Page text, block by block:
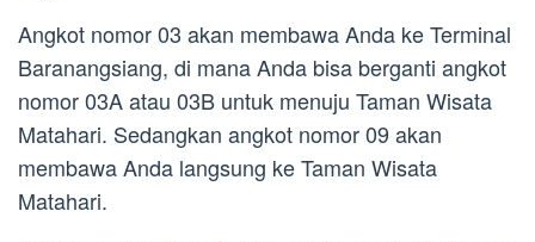
Angkot nomor 03 akan membawa Anda ke Terminal
Baranangsiang, di mana Anda bisa berganti angkot
nomor 03A atau 03B untuk menuju Taman Wisata
Matahari. Sedangkan angkot nomor 09 akan
membawa Anda langsung ke Taman Wisata
Matahari.